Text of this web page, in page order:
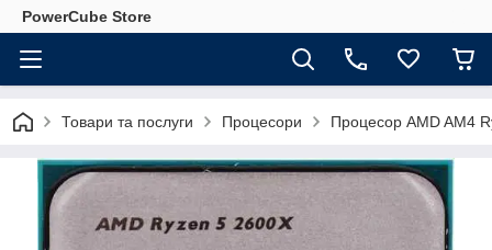
PowerCube Store
Товари та послуги Процесори Процесор AMD AM4